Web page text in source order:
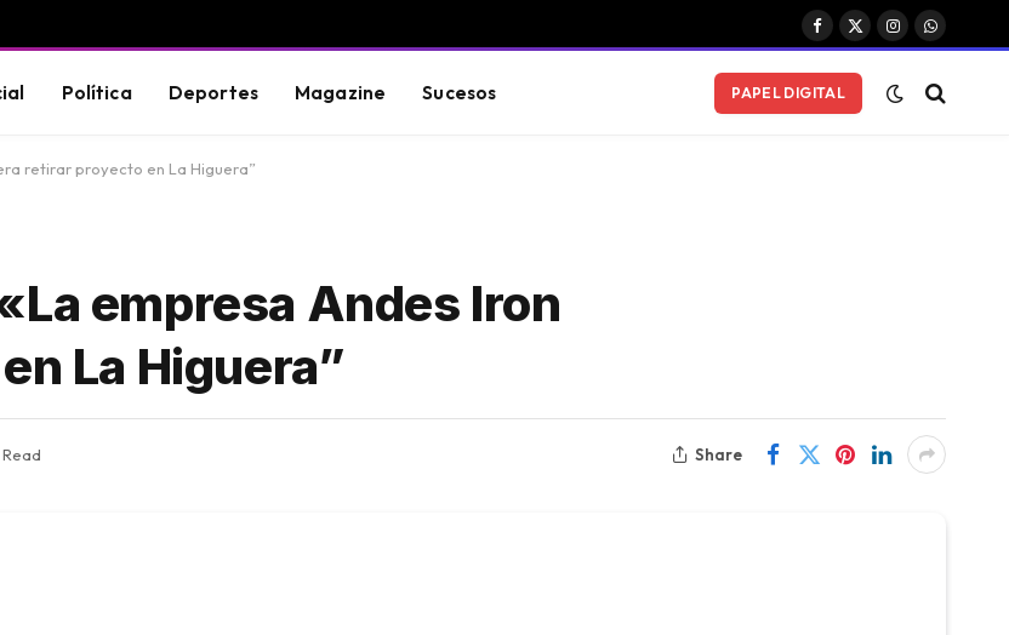
Facebook
X
Instagram
Política Deportes Magazine Sucesos PAPEL DIGITAL
retirar proyecto en La Higuera”
empresa Andes Iron
La Higuera”
Share